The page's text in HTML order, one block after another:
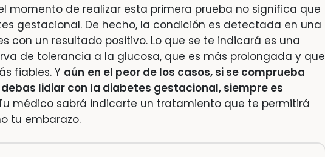
momento de realizar esta primera prueba no significa que
gestacional. De hecho, la condición es detectada en una
con un resultado positivo. Lo que se te indicará es una
de tolerancia a la glucosa, que es más prolongada y que
fiables. Y aún en el peor de los casos, si se comprueba
lidiar con la diabetes gestacional, siempre es
médico sabrá indicarte un tratamiento que te permitirá
tu embarazo.